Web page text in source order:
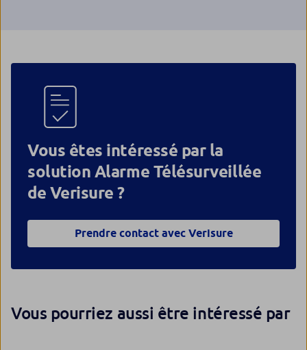
Vous êtes intéressé par la
solution Alarme Télésurveillée
de Verisure ?
Prendre contact avec Verisure
Vous pourriez aussi être intéressé par